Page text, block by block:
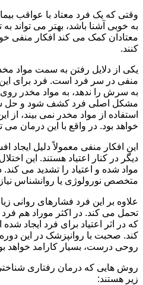
وقتی که یک فرد معتاد با عواقب
به خوبی آشنا باشد، بهتر می تواند
معتادان کمک می کند افکار منفی
کنند.
یکی از دلایل رفتن به سمت مواد
منفی در سر فرد است. فرد برای این
به سرش را ندهد، به مواد مخدر
مشکل اصلی فرد کشف شود و حل
استفاده از مواد مخدر نمی بیند، از
خواهد بود. در واقع با این درمان
این افکار منفی معمولاً دلیل ایجاد
دیگر در کنار اعتیاد هستند. این
مواد شده و اعتیاد را تشدید می کند.
متخصص نورولوژی یا روانشناس
علاوه بر این فرد فشارهای روانی
تحمل می کند. در اکثر موراد هم
که در اثر اعتیاد برای فرد ایجاد
کند. صحبت با روانپزشک در این
روحی درست، بسیار کارامد خواهد
روش هایی که درمان رفتاری
زیر هستند: